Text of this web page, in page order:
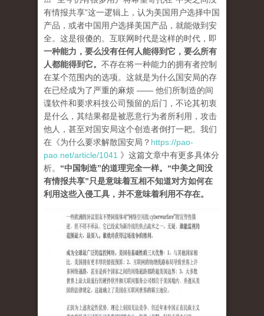
有情报共享”这一逻辑上，认为美国用户选择中国
产品，或者中国用户选择美国产品，就能做到安
全。这是很傻的。互联网时代是这样的时代，即
一种能力，要么没有任何人能得到它，要么所有
人都能得到它。 不存在将一种能力的拥有者控制
在某个范围内的选项。这就是为什么国安局的存
在已经成为了严重的麻烦 —— 他们所制造的间
谍软件和要求科技公司预留的后门，不论其初衷
是什么，其结果都是被恶意行为者所利用，攻击
他人，甚至对国安局这个创造者倒打一耙。我们
在《为什么要求解散国安局？ https://pao-
pao.net/article/1041 》这篇文章中有更多具体分
析。 “中国制造”的道理完全一样。“中美之间没
有情报共享”只是意味着互相不知道对方如何在
利用这些入侵工具，并不意味着利用不存在。